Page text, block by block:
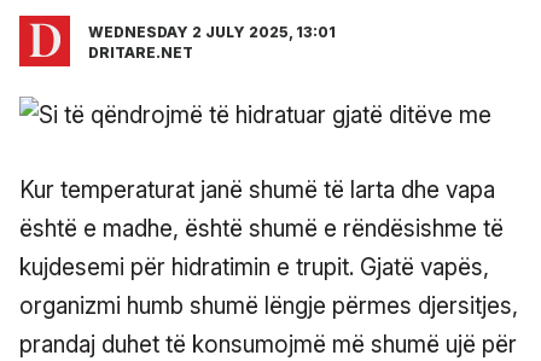
WEDNESDAY 2 JULY 2025, 13:01
DRITARE.NET
Kur temperaturat janë shumë të larta dhe vapa
është e madhe, është shumë e rëndësishme të
kujdesemi për hidratimin e trupit. Gjatë vapës,
organizmi humb shumë lëngje përmes djersitjes,
prandaj duhet të konsumojmë më shumë ujë për